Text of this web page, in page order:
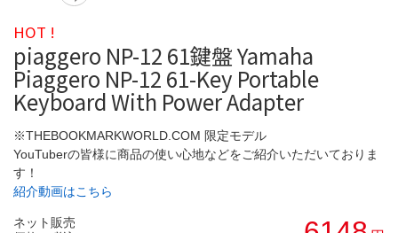
HOT !
piaggero NP-12 61鍵盤 Yamaha
Piaggero NP-12 61-Key Portable
Keyboard With Power Adapter
※THEBOOKMARKWORLD.COM 限定モデル
YouTuberの皆様に商品の使い心地などをご紹介いただいておりま
す！
紹介動画はこちら
ネット販売